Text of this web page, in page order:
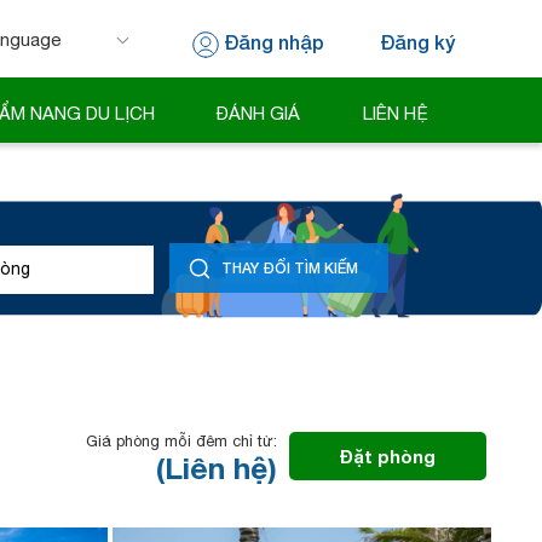
Đăng nhập Đăng ký
NANG DU LỊCH ĐÁNH GIÁ LIÊN HỆ
THAY ĐỔI TÌM KIẾM
Giá phòng mỗi đêm chỉ từ:
(Liên hệ) Đặt phòng